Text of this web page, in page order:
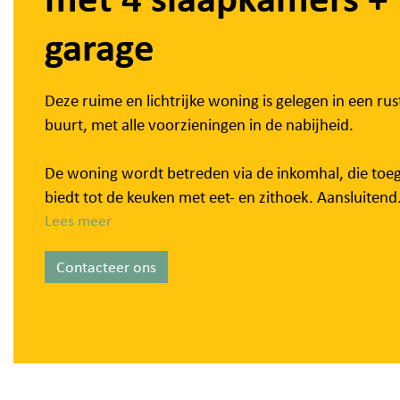
garage
Deze ruime en lichtrijke woning is gelegen in een
buurt, met alle voorzieningen in de nabijheid.
De woning wordt betreden via de inkomhal, die
biedt tot de keuken met eet- en zithoek. Aansluitend
bevindt zich een praktische berging/wasplaats en een
apart toilet. Op het gelijkvloers is er tevens een
woonkamer met zicht op het terras en de tuin.
drie volwaardige slaapkamers.
Lees meer
Contacteer ons